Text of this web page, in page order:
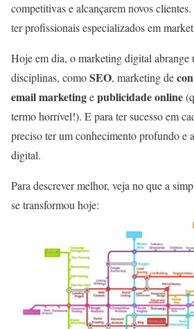
competitivas e alcançarem novos
ter profissionais especializados em
Hoje em dia, o marketing digital abrange
disciplinas, comoSEO, marketing de
email marketingepublicidade online
termo horrível!). E para ter sucesso em
preciso ter um conhecimento profundo e
digital.
Para descrever melhor, veja no que a
se transformou hoje: